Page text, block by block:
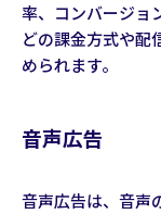
率、コンバージョ
どの課金方式や配
められます。
音声広告
音声広告は、音声